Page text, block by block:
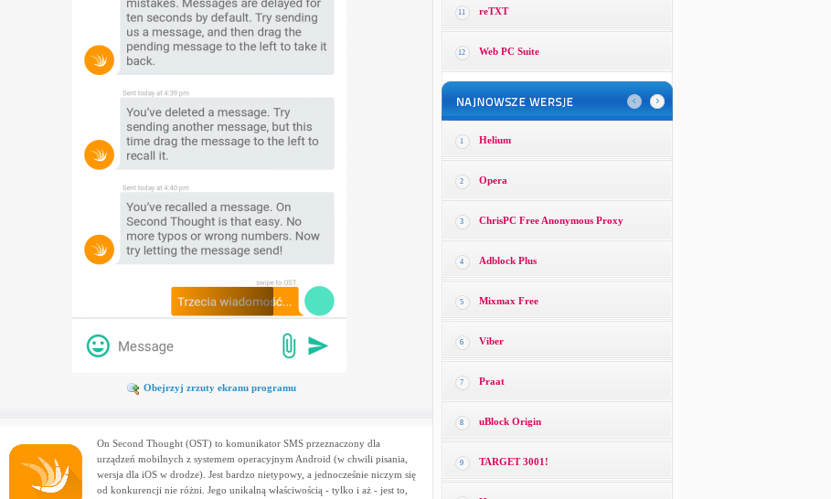
Obejrzyj zrzuty ekranu programu
On Second Thought (OST) to komunikator SMS przeznaczony dla
urządzeń mobilnych z systemem operacyjnym Android (w chwili pisania,
wersja dla iOS w drodze). Jest bardzo nietypowy, a jednocześnie niczym się
od konkurencji nie różni. Jego unikalną właściwością - tylko i aż - jest to,
11 reTXT
12 Web PC Suite
1 Helium
2 Opera
3 ChrisPC Free Anonymous Proxy
4 Adblock Plus
5 Mixmax Free
6 Viber
7 Praat
8 uBlock Origin
9 TARGET 3001!